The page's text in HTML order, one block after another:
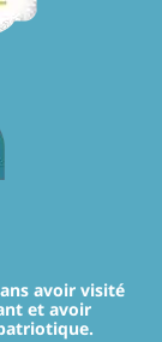
avoir visité
et avoir